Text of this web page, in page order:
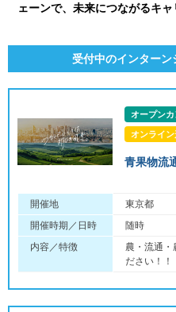
ェーンで、未来につながるキャ
受付中のインターン
オープン
オンライン
青果物流
開催地
東京都
開催時期／日時
随時
内容／特徴
農・流通・
ださい！！